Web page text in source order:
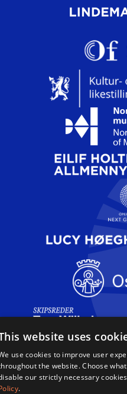
Dronning
Haakon
website uses
use cookies to improve user
the website. Choose
our strictly necessary
.